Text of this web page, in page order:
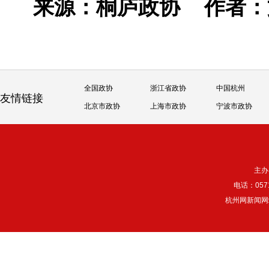
来源：桐庐政协作者
友情链接
全国政协 浙江省政协 中国杭州
北京市政协 上海市政协 宁波市政协
主
电话：
杭州网新闻